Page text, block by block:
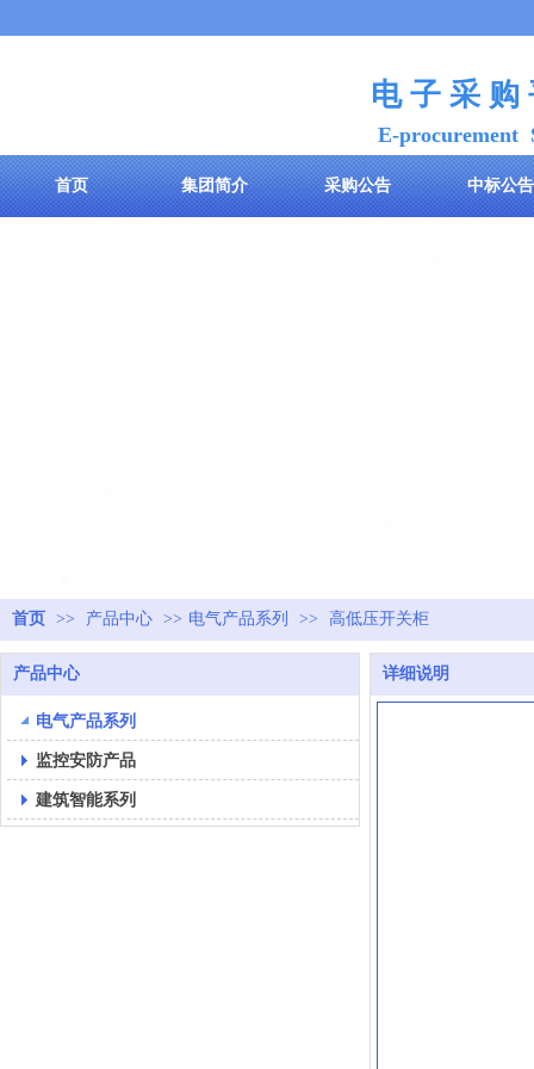
电 子 采 购
E-procurement
首页 集团简介 采购公告 中标公告
首页 >> 产品中心 >> 电气产品系列 >> 高低压开关柜
产品中心
电气产品系列
监控安防产品
建筑智能系列
详细说明